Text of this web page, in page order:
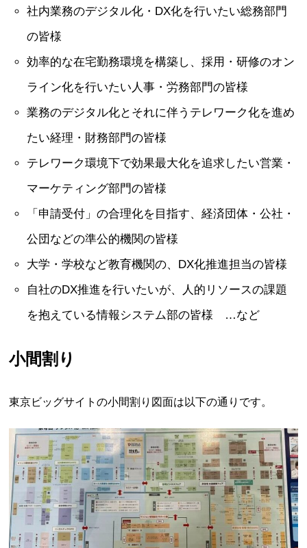
社内業務のデジタル化・DX化を行いたい総務部門
の皆様
効率的な在宅勤務環境を構築し、採用・研修のオン
ライン化を行いたい人事・労務部門の皆様
業務のデジタル化とそれに伴うテレワーク化を進め
たい経理・財務部門の皆様
テレワーク環境下で効果最大化を追求したい営業・
マーケティング部門の皆様
「申請受付」の合理化を目指す、経済団体・公社・
公団などの準公的機関の皆様
大学・学校など教育機関の、DX化推進担当の皆様
自社のDX推進を行いたいが、人的リソースの課題
を抱えている情報システム部の皆様 …など
小間割り
東京ビッグサイトの小間割り図面は以下の通りです。